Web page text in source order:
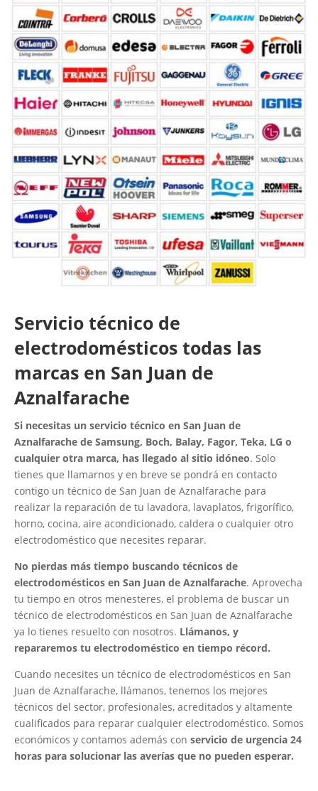
Servicio técnico de
electrodomésticos todas las
marcas en San Juan de
Aznalfarache
Si necesitas un servicio técnico en San Juan de
Aznalfarache de Samsung, Boch, Balay, Fagor, Teka, LG o
cualquier otra marca, has llegado al sitio idóneo. Solo
tienes que llamarnos y en breve se pondrá en contacto
contigo un técnico de San Juan de Aznalfarache para
realizar la reparación de tu lavadora, lavaplatos, frigorífico,
horno, cocina, aire acondicionado, caldera o cualquier otro
electrodoméstico que necesites reparar.
No pierdas más tiempo buscando técnicos de
electrodomésticos en San Juan de Aznalfarache. Aprovecha
tu tiempo en otros menesteres, el problema de buscar un
técnico de electrodomésticos en San Juan de Aznalfarache
ya lo tienes resuelto con nosotros. Llámanos, y
repararemos tu electrodoméstico en tiempo récord.
Cuando necesites un técnico de electrodomésticos en San
Juan de Aznalfarache, llámanos, tenemos los mejores
técnicos del sector, profesionales, acreditados y altamente
cualificados para reparar cualquier electrodoméstico. Somos
económicos y contamos además con servicio de urgencia 24
horas para solucionar las averías que no pueden esperar.